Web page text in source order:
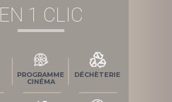
EN 1 CLIC
PROGRAMME
CINÉMA
DÉCHÈTERIE